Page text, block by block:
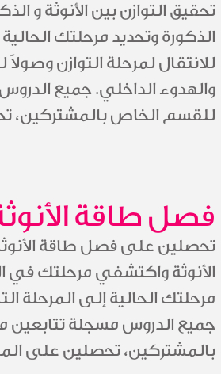
تحقيق التوازن بين الأنوثة و
الذكورة وتحديد مرحلتك
للانتقال لمرحلة التوازن
والهدوء الداخلي. جميع
للقسم الخاص بالمشتركين،
فصل طاقة
تحصلين على فصل طاقة
الأنوثة واكتشفي مرحلتك في
مرحلتك الحالية إلى المرحلة
جميع الدروس مسجلة
بالمشتركين، تحصلين على